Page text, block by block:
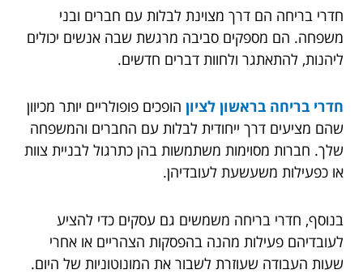
חדרי בריחה הם דרך מצוינת לבלות עם חברים ובני
משפחה. הם מספקים סביבה מרגשת שבה אנשים יכולים
ליהנות, להתאתגר ולחוות דברים חדשים.
חדרי בריחה בראשון לציון הופכים פופולריים יותר מכיוון
שהם מציעים דרך ייחודית לבלות עם החברים והמשפחה
שלך. חברות מסוימות משתמשות בהן כתרגול לבניית צוות
או כפעילות משעשעת לעובדיהן.
בנוסף, חדרי בריחה משמשים גם עסקים כדי להציע
לעובדיהם פעילות מהנה בהפסקות הצהריים או אחרי
שעות העבודה שעוזרת לשבור את המונוטוניות של היום.